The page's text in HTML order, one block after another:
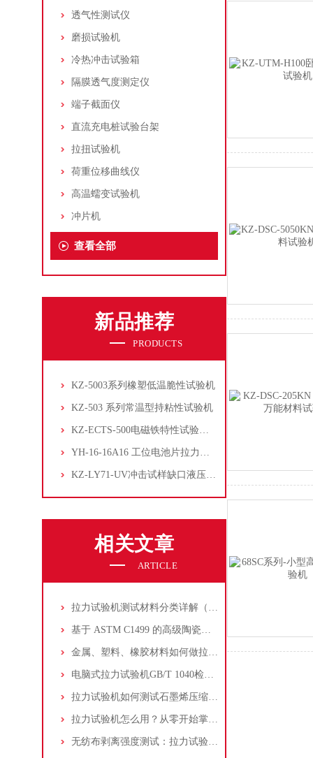
透气性测试仪
磨损试验机
冷热冲击试验箱
隔膜透气度测定仪
端子截面仪
直流充电桩试验台架
拉扭试验机
荷重位移曲线仪
高温蠕变试验机
冲片机
查看全部
新品推荐
PRODUCTS
KZ-5003系列橡塑低温脆性试验机
KZ-503 系列常温型持粘性试验机
KZ-ECTS-500电磁铁特性试验系统
YH-16-16A16 工位电池片拉力试验机
KZ-LY71-UV冲击试样缺口液压拉床
相关文章
ARTICLE
拉力试验机测试材料分类详解（工程检测必读）
基于 ASTM C1499 的高级陶瓷双轴弯曲强度测试方法及拉力试验机应用解析
金属、塑料、橡胶材料如何做拉伸测试？微电脑拉力试验机选型要点详解
电脑式拉力试验机GB/T 1040检测操作规程
拉力试验机如何测试石墨烯压缩性能？方案设置与操作全流程
拉力试验机怎么用？从零开始掌握完整操作步骤（附图文详解）
无纺布剥离强度测试：拉力试验机方法、标准与数据分析